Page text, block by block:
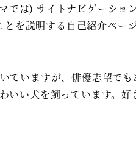
では) サイトナビゲーショ
を説明する自己紹介ペー
ていますが、俳優志望で
いい犬を飼っています。好